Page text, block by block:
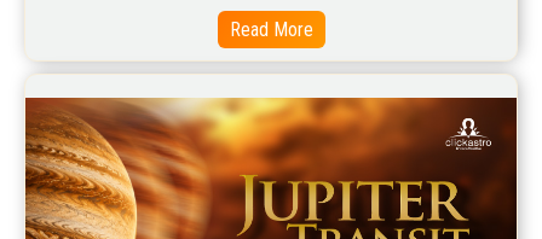
Free Horoscope Compatibility Reviews
Free Career Horoscope Reviews
Stock Market Predictions Reviews
Read More